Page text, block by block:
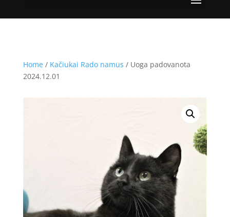
Home/ Kačiukai Rado namus / Uoga padovanota
2024.12.01